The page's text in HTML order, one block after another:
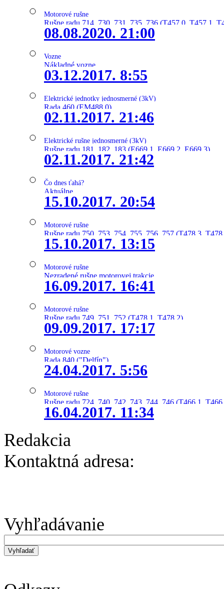
Motorové rušne
Rušne radu 714, 730, 731, 735, 736 (T457.0, T457.1,
08.08.2020. 21:00
Vozne
Nákladné vozne
03.12.2017. 8:55
Elektrické jednotky jednosmerné (3kV)
Rada 460 (EM488.0)
02.11.2017. 21:46
Elektrické rušne jednosmerné (3kV)
Rušne radu 181, 182, 183 (E669.1, E669.2, E669.3)
02.11.2017. 21:42
Čo dnes ťahá?
Aktuálne
15.10.2017. 20:54
Motorové rušne
Rušne radu 750, 753, 754, 755, 756, 757 (T478.3,
15.10.2017. 13:15
Motorové rušne
Nezradené rušne motorovej trakcie
16.09.2017. 16:41
Motorové rušne
Rušne radu 749, 751, 752 (T478.1, T478.2)
09.09.2017. 17:17
Motorové vozne
Rada 840 ("Delfín")
24.04.2017. 5:56
Motorové rušne
Rušne radu 724, 740, 742, 743, 744, 746 (T466.1,
16.04.2017. 11:34
Redakcia
Kontaktná adresa:
Vyhľadávanie